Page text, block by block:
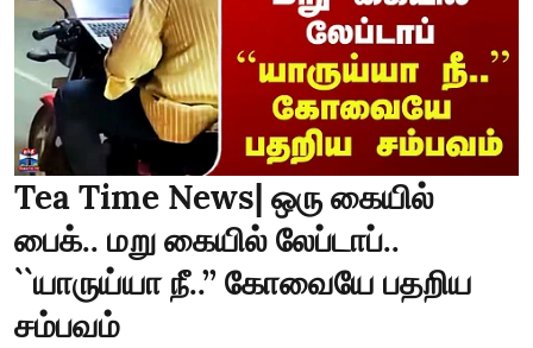
Tea Time News| ஒரு கையில்
பைக்.. மறு கையில் லேப்டாப்..
``யாருய்யா நீ..’’ கோவையே பதறிய
சம்பவம்